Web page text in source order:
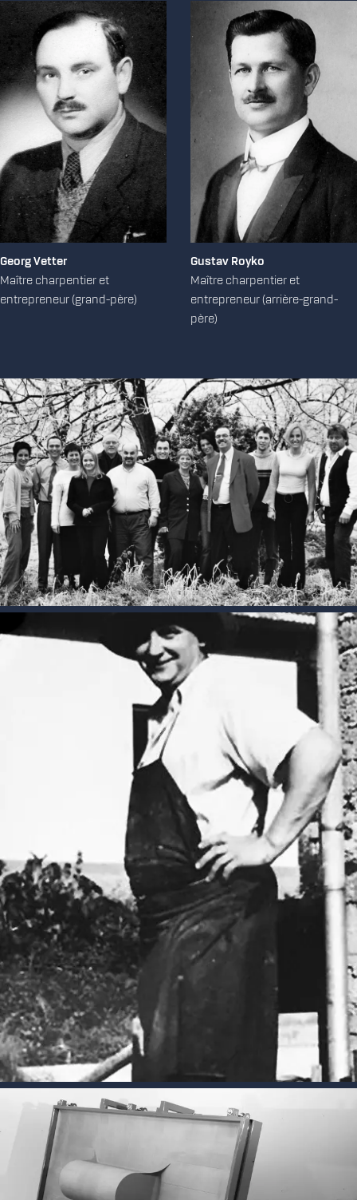
Georg Vetter
Maître charpentier et
entrepreneur (grand-père)
Gustav Royko
Maître charpentier et
entrepreneur (arrière-grand-
père)